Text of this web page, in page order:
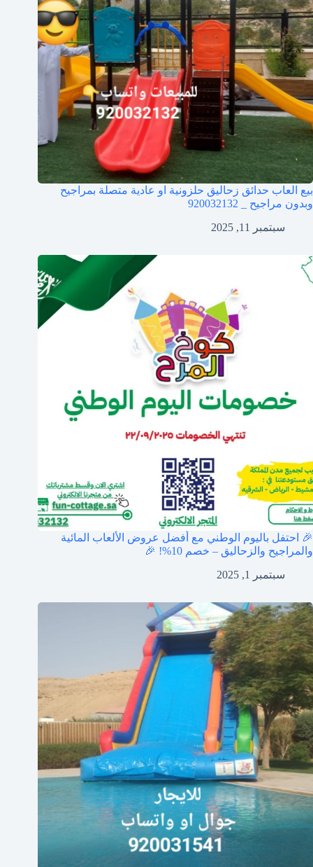
بيع العاب حدائق زحاليق حلزونية او عادية متصلة بمراجيح
وبدون مراجيح _ 920032132
سبتمبر 11, 2025
🎉 احتفل باليوم الوطني مع أفضل عروض الألعاب المائية
والمراجيح والزحاليق – خصم 10%! 🎉
سبتمبر 1, 2025